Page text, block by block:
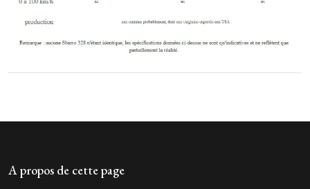
A propos de cette page